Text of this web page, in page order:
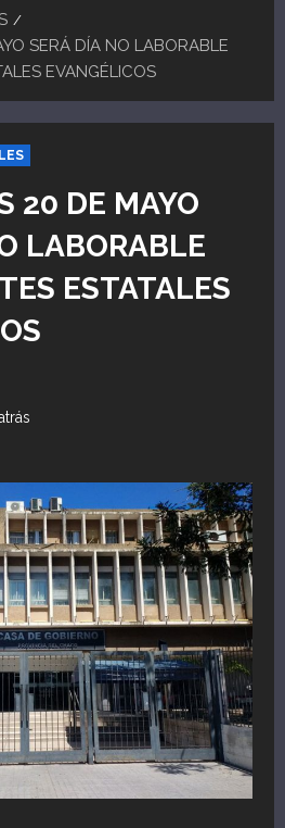
SERÁ DÍA NO LABORABLE
EVANGÉLICOS
20 DE MAYO
LABORABLE
ESTATALES